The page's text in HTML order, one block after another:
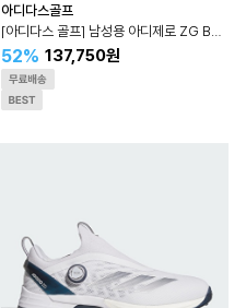
아디다스골프
52% 137,750원